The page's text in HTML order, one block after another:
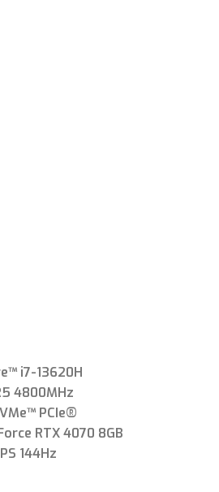
i7-13620H
4800MHz
PCIe®
RTX 4070 8GB
144Hz